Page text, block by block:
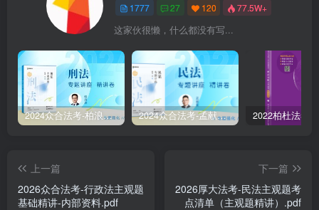
1777 27 120 77.5W+
这家伙很懒，什么都没有写...
2024众合法考-柏浪涛刑法-精讲卷pdf电子版（附视频1-76全） 2024众合法考-孟献贵民法-精讲卷.pdf
上一篇
2026众合法考-行政法主观题
基础精讲-内部资料.pdf
下一篇
2026厚大法考-民法主观题考
点清单（主观题精讲）.pdf